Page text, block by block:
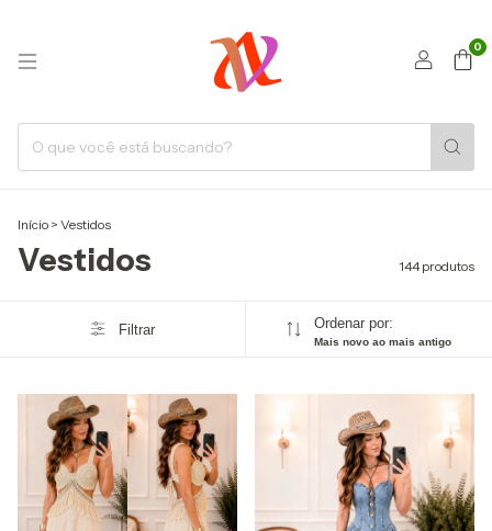
0
Início > Vestidos
Vestidos 144 produtos
Filtrar Ordenar por:
Mais novo ao mais antigo